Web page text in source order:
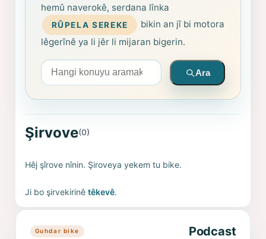
hemû naverokê, serdana lînka
RÛPELA SEREKE
bikin an jî bi motora
lêgerînê ya li jêr li mijaran bigerin.
Arama yapın
Ara
Şirvove(0)
Hêj şîrove nînin. Şiroveya yekem tu bike.
Ji bo şirvekirinêtêkevê.
Guhdar bike Podcast